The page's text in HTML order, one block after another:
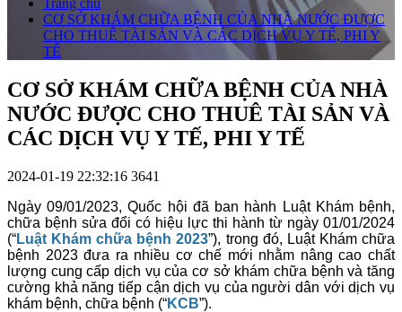
CƠ SỞ KHÁM CHỮA BỆNH CỦA NHÀ NƯỚC ĐƯỢC
CHO THUÊ TÀI SẢN VÀ CÁC DỊCH VỤ Y TẾ, PHI Y
TẾ
CƠ SỞ KHÁM CHỮA BỆNH CỦA NHÀ
NƯỚC ĐƯỢC CHO THUÊ TÀI SẢN VÀ
CÁC DỊCH VỤ Y TẾ, PHI Y TẾ
2024-01-19 22:32:16 3641
Ngày 09/01/2023, Quốc hội đã ban hành Luật Khám bệnh,
chữa bệnh sửa đổi có hiệu lực thi hành từ ngày 01/01/2024
(“Luật Khám chữa bệnh 2023”), trong đó, Luật Khám chữa
bệnh 2023 đưa ra nhiều cơ chế mới nhằm nâng cao chất
lượng cung cấp dịch vụ của cơ sở khám chữa bệnh và tăng
cường khả năng tiếp cận dịch vụ của người dân với dịch vụ
khám bệnh, chữa bệnh (“KCB”).